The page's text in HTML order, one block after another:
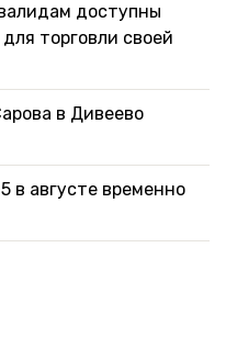
доступны
торговли своей
в Дивеево
в августе временно